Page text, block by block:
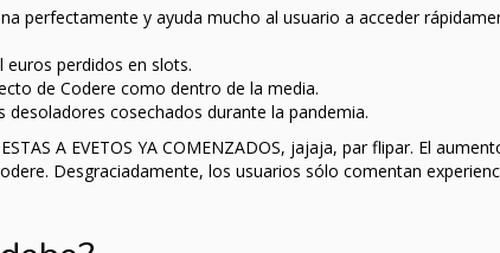
perfectamente y ayuda mucho al usuario a acceder
euros perdidos en slots.
de Codere como dentro de la media.
cosechados durante la pandemia.
A EVETOS YA COMENZADOS, jajaja, par flipar. El
Desgraciadamente, los usuarios sólo comentan